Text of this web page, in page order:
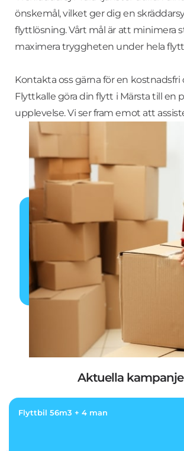
önskemål, vilket ger dig en
flyttlösning. Vårt mål är att minimera
maximera tryggheten under hela
Kontakta oss gärna för en kostnadsfri
Flyttkalle göra din flytt i Märsta till en
upplevelse. Vi ser fram emot att
Aktuella
Flyttbil 56m3 + 4 man